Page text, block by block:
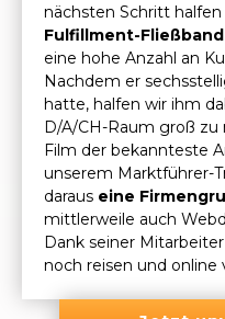
nächsten Schritt
Fulfillment-
eine hohe Anzahl an
Nachdem er
hatte, halfen wir ihm
D/A/CH-Raum groß
Film der bekannteste
unserem Marktführer-
daraus eine
mittlerweile auch
Dank seiner
noch reisen und online